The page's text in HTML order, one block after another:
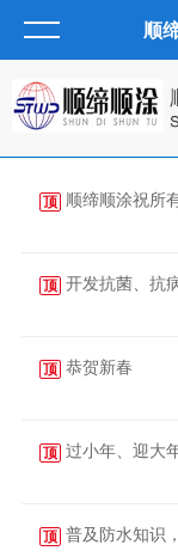
顺
顶 顺缔顺涂祝所
顶 开发抗菌、抗
顶 恭贺新春
顶 过小年、迎大
顶 普及防水知识